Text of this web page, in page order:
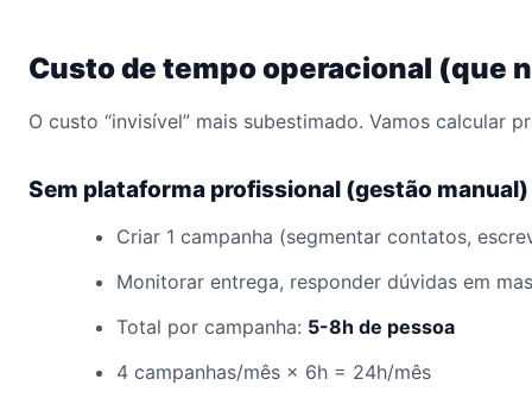
Custo de tempo operacional (que
O custo “invisível” mais subestimado. Vamos calcular
Sem plataforma profissional (gestão manual)
Criar 1 campanha (segmentar contatos,
Monitorar entrega, responder dúvidas em
Total por campanha: 5-8h de pessoa
4 campanhas/mês × 6h = 24h/mês